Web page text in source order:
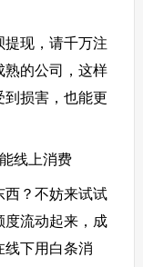
现，请千万注
熟的公司，这样
到损害，也能更
线上消费
西？不妨来试试
度流动起来，成
线下用白条消